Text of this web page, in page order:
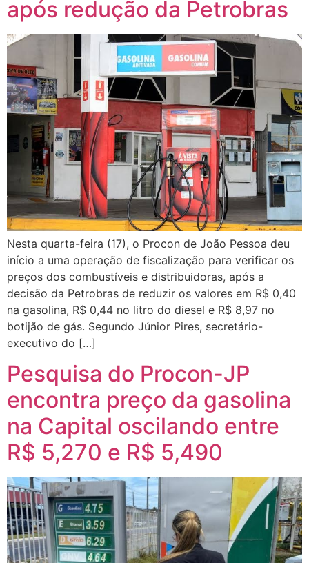
após redução da Petrobras
Nesta quarta-feira (17), o Procon de João Pessoa deu
início a uma operação de fiscalização para verificar os
preços dos combustíveis e distribuidoras, após a
decisão da Petrobras de reduzir os valores em R$ 0,40
na gasolina, R$ 0,44 no litro do diesel e R$ 8,97 no
botijão de gás. Segundo Júnior Pires, secretário-
executivo do […]
Pesquisa do Procon-JP
encontra preço da gasolina
na Capital oscilando entre
R$ 5,270 e R$ 5,490